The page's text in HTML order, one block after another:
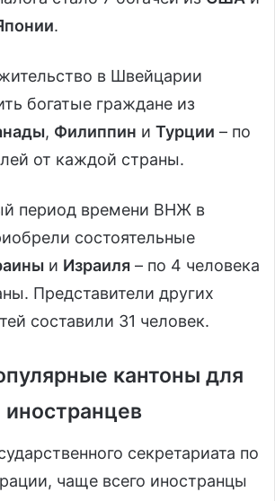
.
в Швейцарии
богатые граждане из
, Филиппин и Турции – по
от каждой страны.
период времени ВНЖ в
состоятельные
и Израиля – по 4 человека
Представители других
составили 31 человек.
кантоны для
иностранцев
секретариата по
чаще всего иностранцы